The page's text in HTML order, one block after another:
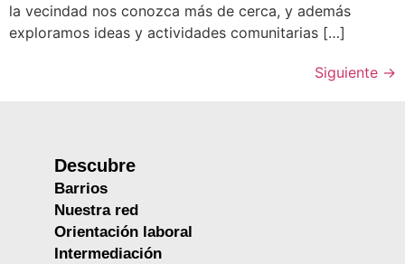
la vecindad nos conozca más de cerca, y además
exploramos ideas y actividades comunitarias […]
Siguiente →
Descubre
Barrios
Nuestra red
Orientación laboral
Intermediación